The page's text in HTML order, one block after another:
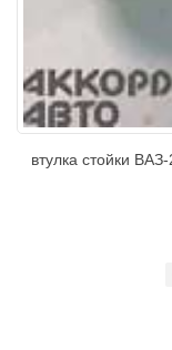
втулка стойки